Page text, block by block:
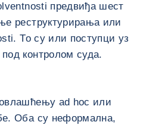
предвиђа шест
реструктурирања или
То су или поступци уз
контролом суда.
ad hoc или
Оба су неформална,